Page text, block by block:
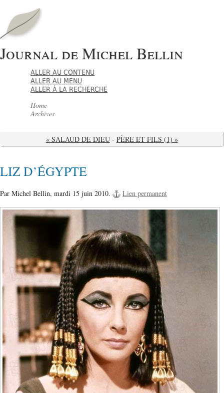
Journal de Michel Bellin
ALLER AU CONTENU
ALLER AU MENU
ALLER À LA RECHERCHE
Home
Archives
« SALAUD DE DIEU - PÈRE ET FILS (1) »
LIZ D’ÉGYPTE
Par Michel Bellin, mardi 15 juin 2010. Lien permanent